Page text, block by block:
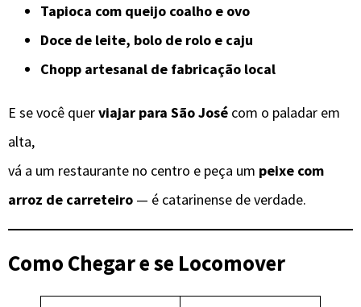
Tapioca com queijo coalho e ovo
Doce de leite, bolo de rolo e caju
Chopp artesanal de fabricação local
E se você querviajar para São José com o paladar em
alta,
vá a um restaurante no centro e peça um peixe com
arroz de carreteiro — é catarinense de verdade.
Como Chegar e se Locomover